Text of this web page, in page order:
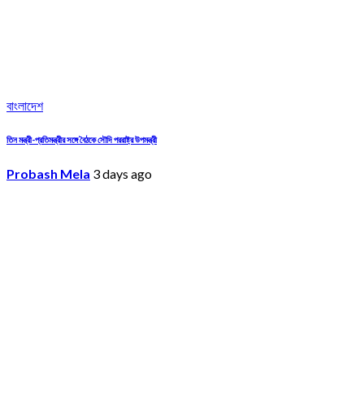
বাংলাদেশ
তিন মন্ত্রী-প্রতিমন্ত্রীর সঙ্গে বৈঠকে সৌদি পররাষ্ট্র উপমন্ত্রী
Probash Mela 3 days ago